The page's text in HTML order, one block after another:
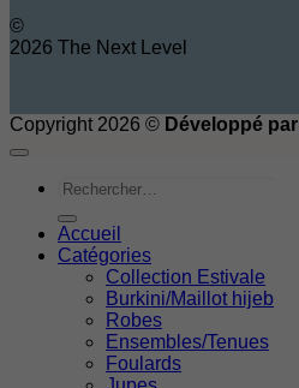
©
2026 The Next Level
Copyright 2026 © Développé par
Rechercher
Accueil
Catégories
Collection Estivale
Burkini/Maillot hijeb
Robes
Ensembles/Tenues
Foulards